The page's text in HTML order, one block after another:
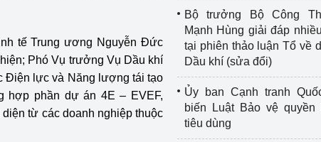
Lâm Thủy sản
lực
Tổ chức kiểm định kỹ thuật an toàn lao
tế Trung ương Nguyễn Đức
Phó Vụ trưởng Vụ Dầu khí
Điện lực và Năng lượng tái tạo
hợp phần dự án 4E – EVEF,
từ các doanh nghiệp thuộc
Bộ trưởng Bộ Công
Mạnh Hùng giải đáp
tại phiên thảo luận Tổ về
Dầu khí (sửa đổi)
Ủy ban Cạnh tranh
biến Luật Bảo vệ
tiêu dùng